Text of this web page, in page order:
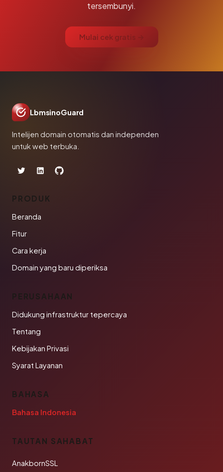
tersembunyi.
Mulai cek gratis →
LbmsinoGuard
Intelijen domain otomatis dan independen
untuk web terbuka.
PRODUK
Beranda
Fitur
Cara kerja
Domain yang baru diperiksa
PERUSAHAAN
Didukung infrastruktur tepercaya
Tentang
Kebijakan Privasi
Syarat Layanan
BAHASA
Bahasa Indonesia
TAUTAN SAHABAT
AnakbornSSL